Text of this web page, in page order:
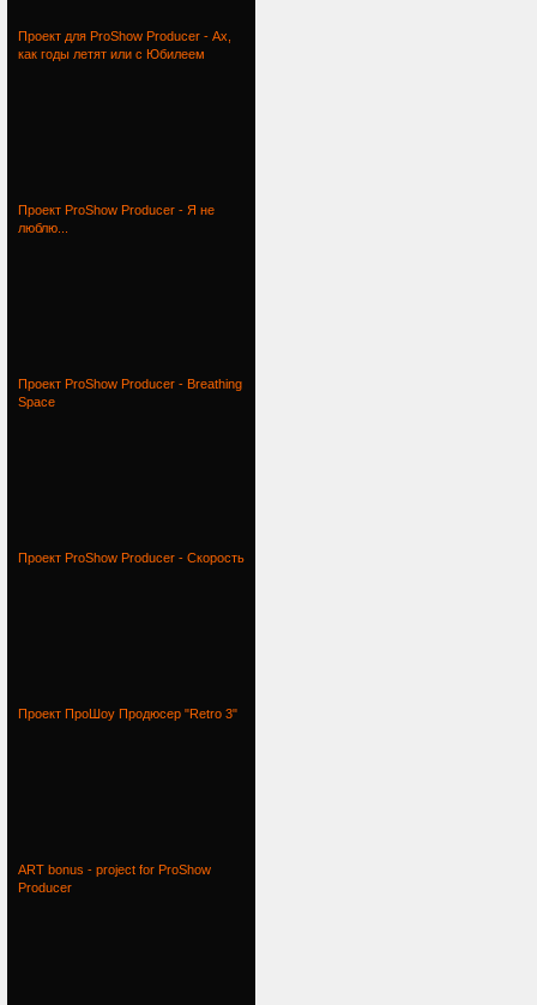
Проект для ProShow Producer - Ах,
как годы летят или с Юбилеем
Проект ProShow Producer - Я не
люблю...
Проект ProShow Producer - Breathing
Space
Проект ProShow Producer - Скорость
Проект ПроШоу Продюсер "Retro 3"
ART bonus - project for ProShow
Producer